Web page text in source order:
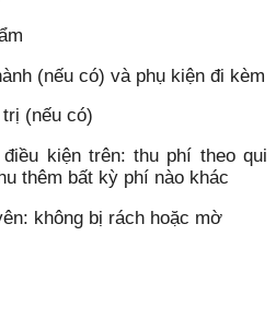
(nếu có) và phụ kiện đi kèm
(nếu có)
kiện trên: thu phí theo qui
thêm bất kỳ phí nào khác
không bị rách hoặc mờ